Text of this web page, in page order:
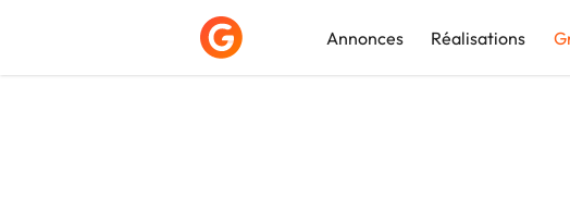
Annonces Réalisations